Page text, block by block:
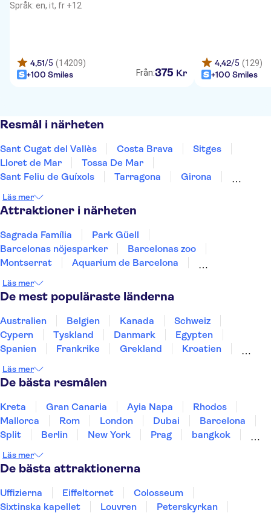
Språk: en, it, fr +12
4,51/5 (14209)
+100 Smiles
Från:375 Kr
4,42/5 (129)
+100 Smiles
Resmål i närheten
Sant Cugat del Vallès Costa Brava
Sitges
Lloret de Mar
Tossa De Mar
Sant Feliu de Guíxols
Tarragona
Girona
Deltebre
Peñíscola
Läs mer
Attraktioner i närheten
Sagrada Família
Park Güell
Barcelonas nöjesparker
Barcelonas zoo
Montserrat
Aquarium de Barcelona
PortAventura Park
Port Vell
Puerto de Mogán
Aquarium Poema del Mar
TUI Palma Marathon Mallorca 2026
Puerto Colon
Läs mer
De mest populäraste länderna
Australien Belgien Kanada
Schweiz
Cypern
Tyskland Danmark
Egypten
Spanien
Frankrike Grekland
Kroatien
Sverige
Thailand
Läs mer
De bästa resmålen
Kreta Gran Canaria Ayia Napa
Rhodos
Mallorca
Rom London Dubai
Barcelona
Split
Berlin New York Prag
bangkok
Uppsala
Helsingborg
Läs mer
De bästa attraktionerna
Uffizierna Eiffeltornet
Colosseum
Sixtinska kapellet
Louvren
Peterskyrkan